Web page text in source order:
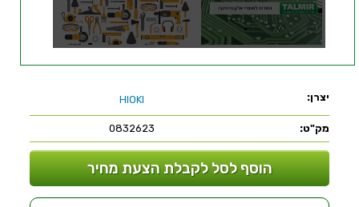
יצרן: HIOKI
מק"ט: 0832623
הוסף לסל לקבלת הצעת מחיר